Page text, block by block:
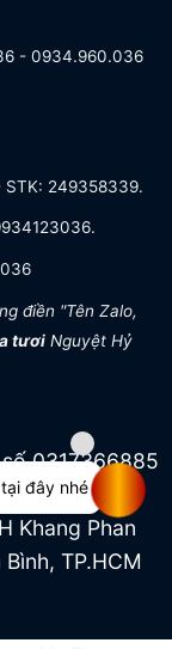
- 0934.960.036
STK: 249358339.
điền "Tên Zalo,
tươi Nguyệt Hỷ
0317366885
04/07/2022
Khang Phan
TP.HCM
đây nhé